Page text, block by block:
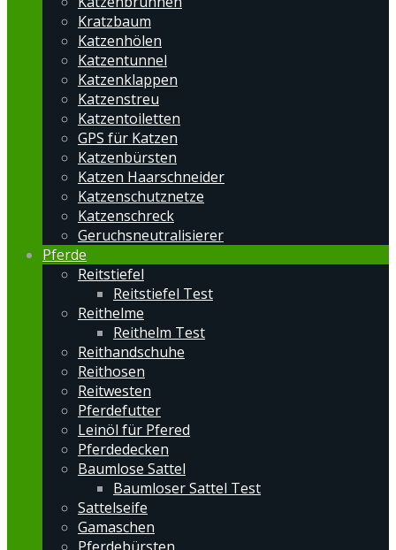
Kratzbaum
Katzenhölen
Katzentunnel
Katzenklappen
Katzenstreu
Katzentoiletten
GPS für Katzen
Katzenbürsten
Katzen Haarschneider
Katzenschutznetze
Katzenschreck
Geruchsneutralisierer
Pferde
Reitstiefel
Reitstiefel Test
Reithelme
Reithelm Test
Reithandschuhe
Reithosen
Reitwesten
Pferdefutter
Leinöl für Pfered
Pferdedecken
Baumlose Sattel
Baumloser Sattel Test
Sattelseife
Gamaschen